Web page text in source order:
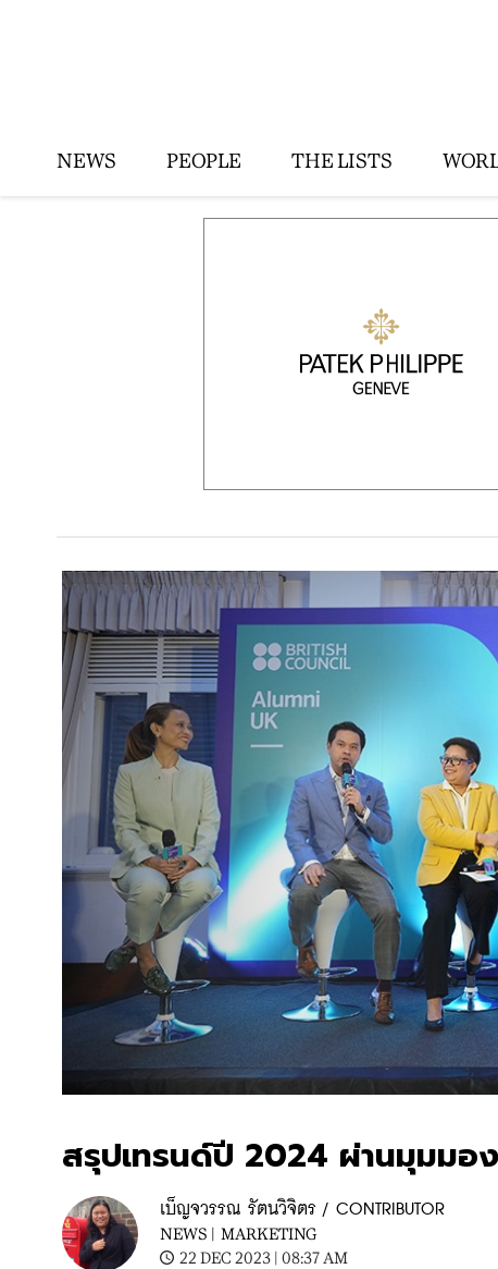
NEWS PEOPLE THE LISTS
สรุปเทรนด์ปี 2024 ผ่านมุมมอ
เบ็ญจวรรณ รัตนวิจิตร / CONTRIBUTOR
NEWS | MARKETING
22 DEC 2023 | 08:37 AM